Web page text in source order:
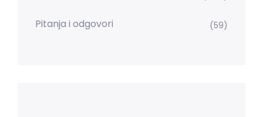
Pitanja i odgovori (59)